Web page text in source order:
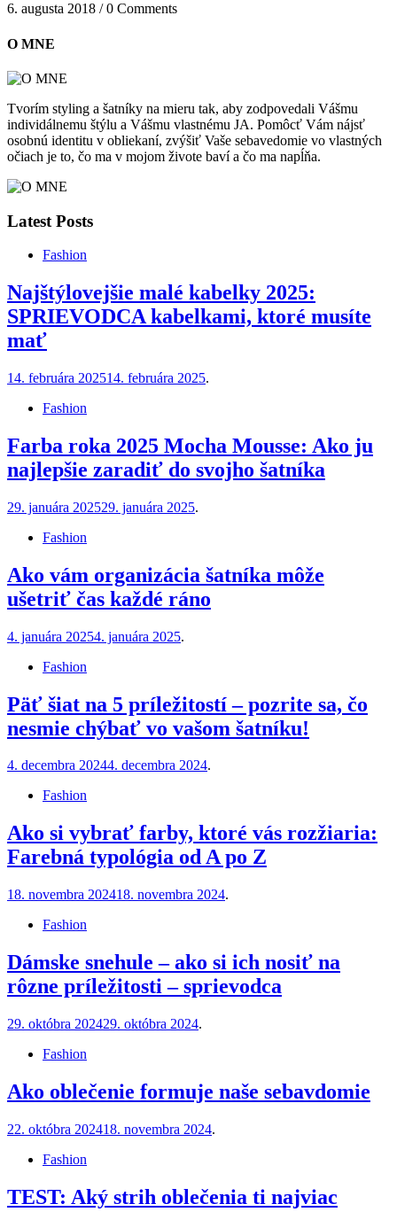
6. augusta 2018 / 0 Comments
O MNE
Tvorím styling a šatníky na mieru tak, aby zodpovedali Vášmu
individálnemu štýlu a Vášmu vlastnému JA. Pomôcť Vám nájsť
osobnú identitu v obliekaní, zvýšiť Vaše sebavedomie vo vlastných
očiach je to, čo ma v mojom živote baví a čo ma napĺňa.
Latest Posts
Fashion
Najštýlovejšie malé kabelky 2025:
SPRIEVODCA kabelkami, ktoré musíte
mať
14. februára 202514. februára 2025.
Fashion
Farba roka 2025 Mocha Mousse: Ako ju
najlepšie zaradiť do svojho šatníka
29. januára 202529. januára 2025.
Fashion
Ako vám organizácia šatníka môže
ušetriť čas každé ráno
4. januára 20254. januára 2025.
Fashion
Päť šiat na 5 príležitostí – pozrite sa, čo
nesmie chýbať vo vašom šatníku!
4. decembra 20244. decembra 2024.
Fashion
Ako si vybrať farby, ktoré vás rozžiaria:
Farebná typológia od A po Z
18. novembra 202418. novembra 2024.
Fashion
Dámske snehule – ako si ich nosiť na
rôzne príležitosti – sprievodca
29. októbra 202429. októbra 2024.
Fashion
Ako oblečenie formuje naše sebavdomie
22. októbra 202418. novembra 2024.
Fashion
TEST: Aký strih oblečenia ti najviac